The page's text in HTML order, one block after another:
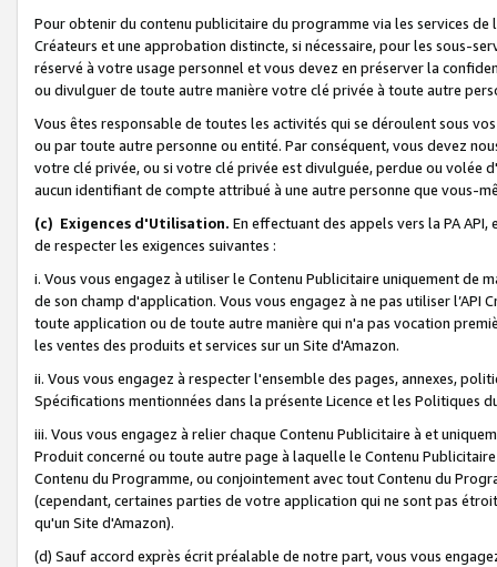
Pour obtenir du contenu publicitaire du programme via les services
Créateurs et une approbation distincte, si nécessaire, pour les sous-
réservé à votre usage personnel et vous devez en préserver la
ou divulguer de toute autre manière votre clé privée à toute autre
Vous êtes responsable de toutes les activités qui se déroulent sous
ou par toute autre personne ou entité. Par conséquent, vous devez
votre clé privée, ou si votre clé privée est divulguée, perdue ou volée
aucun identifiant de compte attribué à une autre personne que vous-
(c) Exigences d'Utilisation. En effectuant des appels vers la PA
de respecter les exigences suivantes :
i. Vous vous engagez à utiliser le Contenu Publicitaire uniquement de
de son champ d'application. Vous vous engagez à ne pas utiliser l’API
toute application ou de toute autre manière qui n'a pas vocation
les ventes des produits et services sur un Site d'Amazon.
ii. Vous vous engagez à respecter l'ensemble des pages, annexes,
Spécifications mentionnées dans la présente Licence et les Politiques
iii. Vous vous engagez à relier chaque Contenu Publicitaire à et
Produit concerné ou toute autre page à laquelle le Contenu
Contenu du Programme, ou conjointement avec tout Contenu du
(cependant, certaines parties de votre application qui ne sont pas
qu'un Site d'Amazon).
(d) Sauf accord exprès écrit préalable de notre part, vous vous